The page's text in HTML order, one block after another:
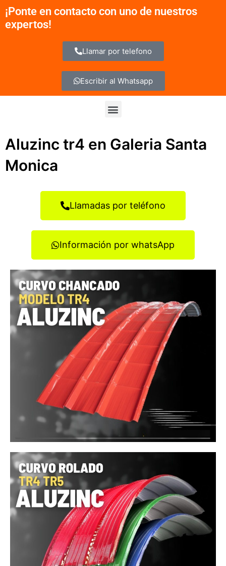
contenido
¡Ponte en contacto con uno de nuestros
expertos!
Llamar por telefono
Escribir al Whatsapp
Menu
Aluzinc tr4 en Galeria Santa
Monica
Llamadas por teléfono
Información por whatsApp